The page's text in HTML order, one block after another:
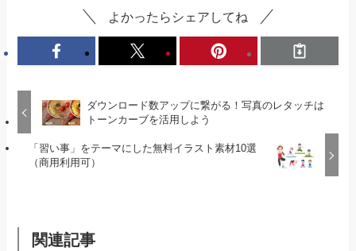
よかったらシェアしてね
ダウンロード数アップに繋がる！写真のレタッチは
トーンカーブを活用しよう
「習い事」をテーマにした無料イラスト素材10選
（商用利用可）
関連記事